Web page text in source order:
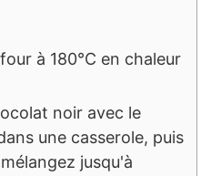
à 180°C en chaleur
noir avec le
une casserole, puis
jusqu'à